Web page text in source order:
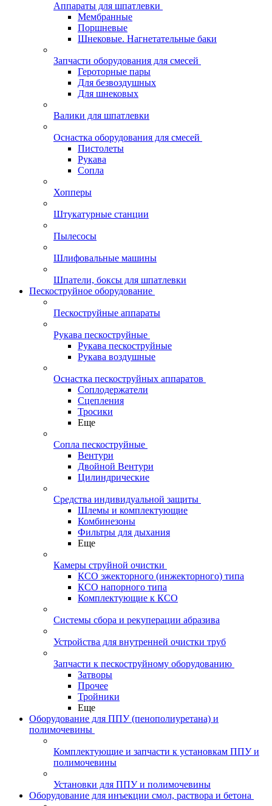
Аппараты для шпатлевки
Мембранные
Поршневые
Шнековые. Нагнетательные баки
Запчасти оборудования для смесей
Героторные пары
Для безвоздушных
Для шнековых
Валики для шпатлевки
Оснастка оборудования для смесей
Пистолеты
Рукава
Сопла
Хопперы
Штукатурные станции
Пылесосы
Шлифовальные машины
Шпатели, боксы для шпатлевки
Пескоструйное оборудование
Пескоструйные аппараты
Рукава пескоструйные
Рукава пескоструйные
Рукава воздушные
Оснастка пескоструйных аппаратов
Соплодержатели
Сцепления
Тросики
Еще
Сопла пескоструйные
Вентури
Двойной Вентури
Цилиндрические
Средства индивидуальной защиты
Шлемы и комплектующие
Комбинезоны
Фильтры для дыхания
Еще
Камеры струйной очистки
КСО эжекторного (инжекторного) типа
КСО напорного типа
Комплектующие к КСО
Системы сбора и рекуперации абразива
Устройства для внутренней очистки труб
Запчасти к пескоструйному оборудованию
Затворы
Прочее
Тройники
Еще
Оборудование для ППУ (пенополиуретана) и
полимочевины
Комплектующие и запчасти к установкам ППУ и
полимочевины
Установки для ППУ и полимочевины
Оборудование для инъекции смол, раствора и бетона